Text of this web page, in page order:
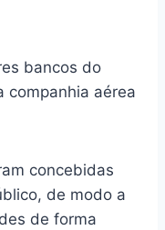
bancos do
companhia aérea
concebidas
de modo a
de forma